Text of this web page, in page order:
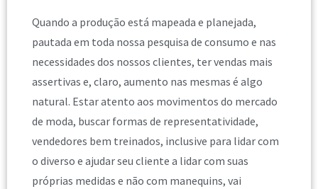
Quando a produção está mapeada e planejada,
pautada em toda nossa pesquisa de consumo e nas
necessidades dos nossos clientes, ter vendas mais
assertivas e, claro, aumento nas mesmas é algo
natural. Estar atento aos movimentos do mercado
de moda, buscar formas de representatividade,
vendedores bem treinados, inclusive para lidar com
o diverso e ajudar seu cliente a lidar com suas
próprias medidas e não com manequins, vai